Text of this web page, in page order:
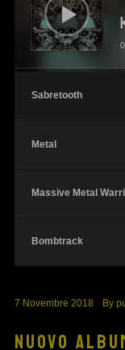
Sabretooth
Metal
Massive Metal
Bombtrack
7 Novembre 2018 By
NUOVO